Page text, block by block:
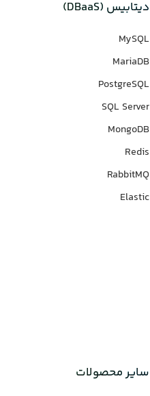
دیتابیس‌ (DBaaS)
MySQL
MariaDB
PostgreSQL
SQL Server
MongoDB
Redis
RabbitMQ
Elastic
سایر محصولات